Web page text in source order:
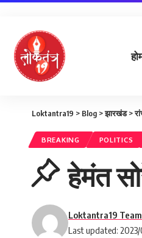
Loktantra19 > Blog >झारखंड>
BREAKING POLITICS
हेमंत
Last updated: 2023/
Loktantra19 Team